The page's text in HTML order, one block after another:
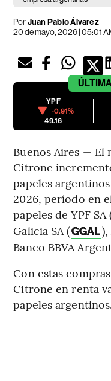
PorJuan Pablo Álvarez
20 de mayo, 2026 | 05:01
YPF
-0.91%
49.16
Buenos Aires — El
Citrone
papeles
2026, período en
papeles de YPF SA
Galicia SA (GGAL
Banco BBVA
Con estas
Citrone en renta
papeles